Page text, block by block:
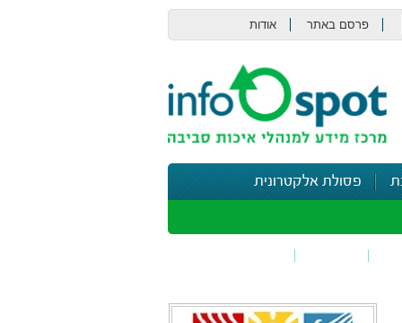
פרסם באתר אודות
פסולת אלקטרונית